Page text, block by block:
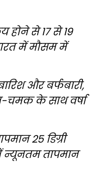
होने से 17 से 19
में मौसम में
और बर्फबारी,
चमक के साथ वर्षा
25 डिग्री
न्यूनतम तापमान